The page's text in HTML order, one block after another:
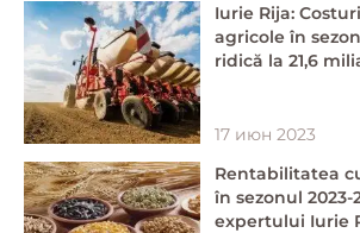
Iurie Rija:
agricole în
ridică la 21,6
17 июн 2023
Rentabilitatea
în sezonul 2023-
expertului Iurie